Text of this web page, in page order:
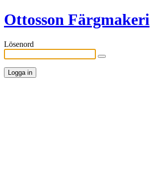
Ottosson Färgmakeri
Lösenord